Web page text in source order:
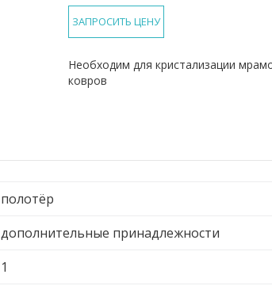
ЗАПРОСИТЬ ЦЕНУ
Необходим для кристализации
ковров
полотёр
дополнительные принадлежности
1